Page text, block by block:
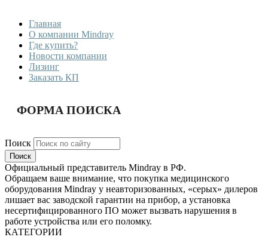
Главная
О компании Mindray
Где купить?
Новости компании
Лизинг
Заказать КП
ФОРМА ПОИСКА
Поиск
Официальный представитель Mindray в РФ.
Обращаем ваше внимание, что покупка медицинского
оборудования Mindray у неавторизованных, «серых» дилеров
лишает вас заводской гарантии на прибор, а установка
несертифицированного ПО может вызвать нарушения в
работе устройства или его поломку.
КАТЕГОРИИ